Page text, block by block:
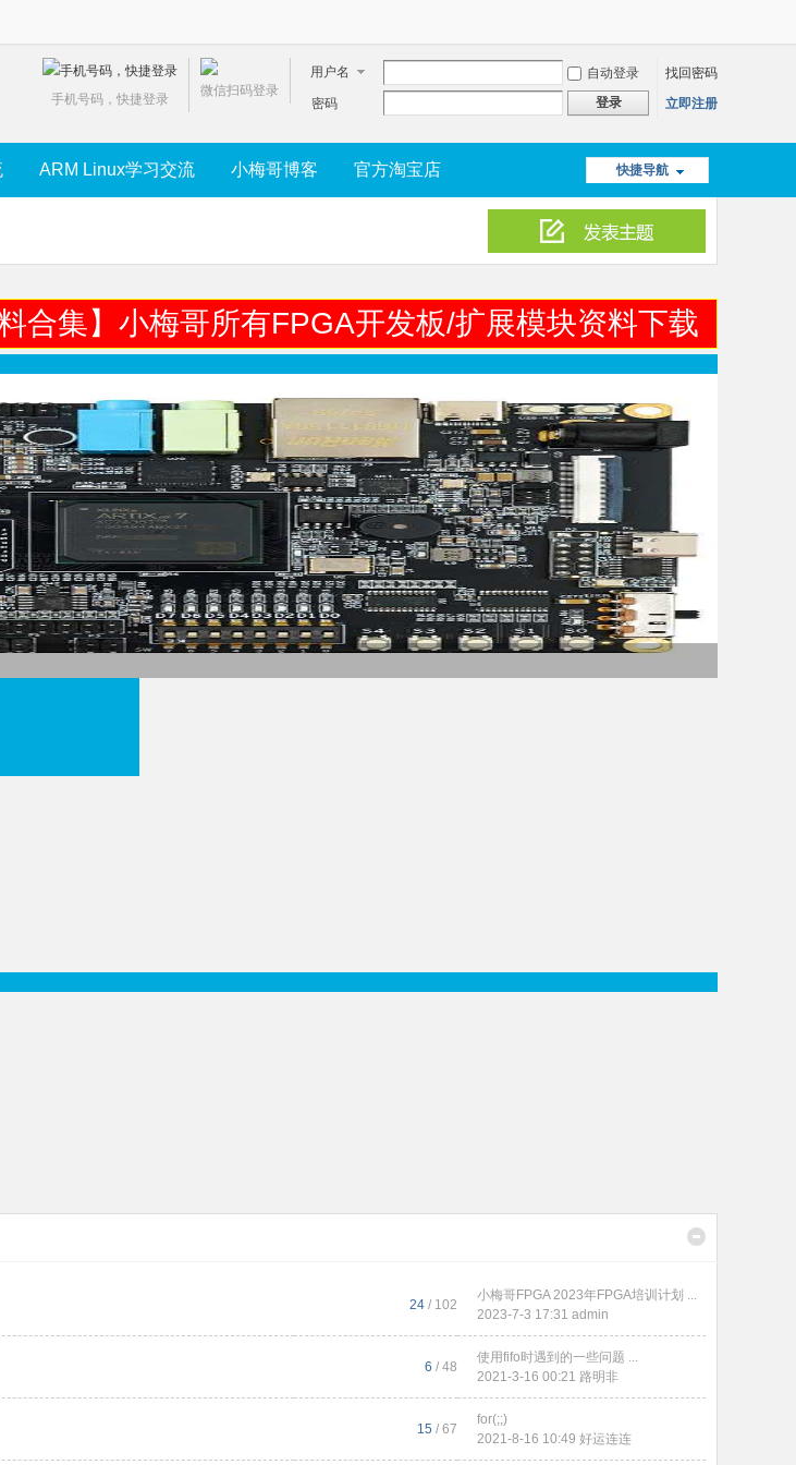
用户名 自动登录
找回密码
密码
登录 立即注册
微信扫码登录
手机号码，快捷登录
快捷导航
ARM Linux学习交流 小梅哥博客 官方淘宝店
料合集】小梅哥所有FPGA开发板/扩展模块资料下载
24 / 102
小梅哥FPGA 2023年FPGA培训计划 ...
2023-7-3 17:31 admin
6 / 48
使用fifo时遇到的一些问题 ...
2021-3-16 00:21 路明非
15 / 67
for(;;)
2021-8-16 10:49 好运连连